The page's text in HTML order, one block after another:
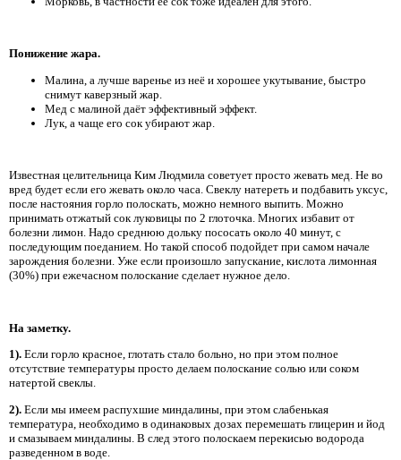
Понижение жара.
Малина, а лучше варенье из неё и хорошее укутывание, быстро
снимут каверзный жар.
Мед с малиной даёт эффективный эффект.
Лук, а чаще его сок убирают жар.
Известная целительница Ким Людмила советует просто жевать мед. Не во
вред будет если его жевать около часа. Свеклу натереть и подбавить уксус,
после настояния горло полоскать, можно немного выпить. Можно
принимать отжатый сок луковицы по 2 глоточка. Многих избавит от
болезни лимон. Надо среднюю дольку пососать около 40 минут, с
последующим поеданием. Но такой способ подойдет при самом начале
зарождения болезни. Уже если произошло запускание, кислота лимонная
(30%) при ежечасном полоскание сделает нужное дело.
На заметку.
1). Если горло красное, глотать стало больно, но при этом полное
отсутствие температуры просто делаем полоскание солью или соком
натертой свеклы.
2). Если мы имеем распухшие миндалины, при этом слабенькая
температура, необходимо в одинаковых дозах перемешать глицерин и йод
и смазываем миндалины. В след этого полоскаем перекисью водорода
разведенном в воде.